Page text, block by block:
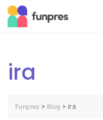
Skip
content
ira
Funpres > Blog > ira